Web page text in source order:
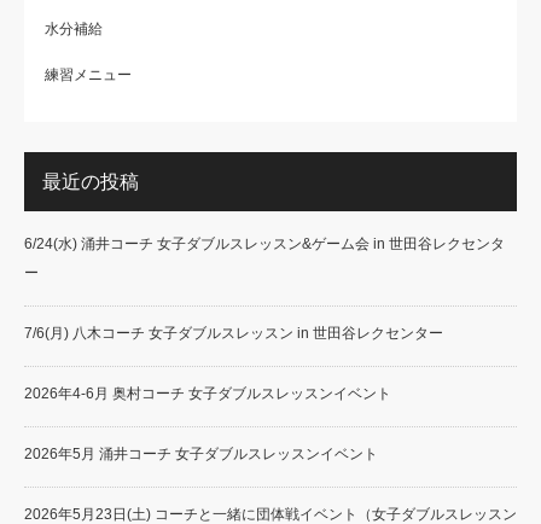
水分補給
練習メニュー
最近の投稿
6/24(水) 涌井コーチ 女子ダブルスレッスン&ゲーム会 in 世田谷レクセンタ
ー
7/6(月) 八木コーチ 女子ダブルスレッスン in 世田谷レクセンター
2026年4-6月 奥村コーチ 女子ダブルスレッスンイベント
2026年5月 涌井コーチ 女子ダブルスレッスンイベント
2026年5月23日(土) コーチと一緒に団体戦イベント（女子ダブルスレッスン